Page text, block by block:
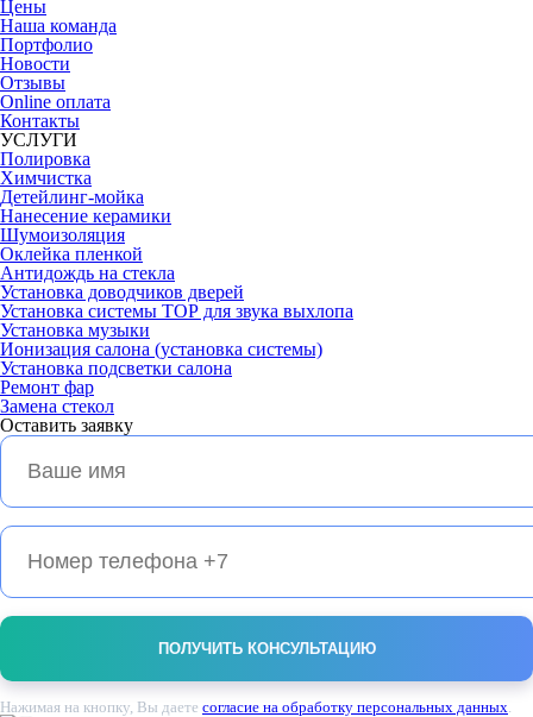
Цены
Наша команда
Портфолио
Новости
Отзывы
Online оплата
Контакты
УСЛУГИ
Полировка
Химчистка
Детейлинг-мойка
Нанесение керамики
Шумоизоляция
Оклейка пленкой
Антидождь на стекла
Установка доводчиков дверей
Установка системы ТОР для звука выхлопа
Установка музыки
Ионизация салона (установка системы)
Установка подсветки салона
Ремонт фар
Замена стекол
Оставить заявку
Нажимая на кнопку, Вы даете согласие на обработку персональных данных.